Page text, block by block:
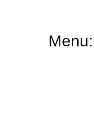
Menu: